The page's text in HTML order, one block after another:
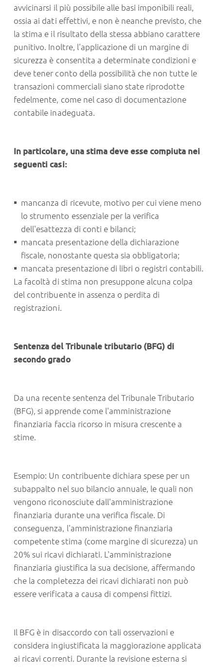
avvicinarsi il più possibile alle basi imponibili reali,
ossia ai dati effettivi, e non è neanche previsto, che
la stima e il risultato della stessa abbiano carattere
punitivo. Inoltre, l'applicazione di un margine di
sicurezza è consentita a determinate condizioni e
deve tener conto della possibilità che non tutte le
transazioni commerciali siano state riprodotte
fedelmente, come nel caso di documentazione
contabile inadeguata.
In particolare, una stima deve esse compiuta nei
seguenti casi:
mancanza di ricevute, motivo per cui viene meno
lo strumento essenziale per la verifica
dell'esattezza di conti e bilanci;
mancata presentazione della dichiarazione
fiscale, nonostante questa sia obbligatoria;
mancata presentazione di libri o registri contabili.
La facoltà di stima non presuppone alcuna colpa
del contribuente in assenza o perdita di
registrazioni.
Sentenza del Tribunale tributario (BFG) di
secondo grado
Da una recente sentenza del Tribunale Tributario
(BFG), si apprende come l'amministrazione
finanziaria faccia ricorso in misura crescente a
stime.
Esempio: Un contribuente dichiara spese per un
subappalto nel suo bilancio annuale, le quali non
vengono riconosciute dall'amministrazione
finanziaria durante una verifica fiscale. Di
conseguenza, l'amministrazione finanziaria
competente stima (come margine di sicurezza) un
20% sui ricavi dichiarati. L'amministrazione
finanziaria giustifica la sua decisione, affermando
che la completezza dei ricavi dichiarati non può
essere verificata a causa di compensi fittizi.
Il BFG è in disaccordo con tali osservazioni e
considera ingiustificata la maggiorazione applicata
ai ricavi correnti. Durante la revisione esterna si